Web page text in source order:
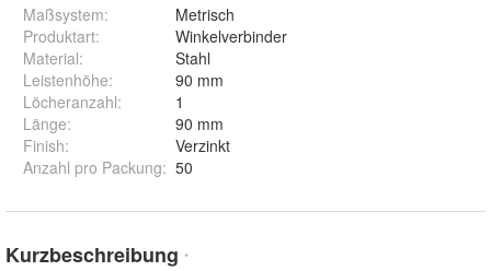
Maßsystem:
Metrisch
Produktart:
Winkelverbinder
Material:
Stahl
Leistenhöhe:
90 mm
Löcheranzahl:
1
Länge:
90 mm
Finish:
Verzinkt
Anzahl pro Packung: 50
Kurzbeschreibung *